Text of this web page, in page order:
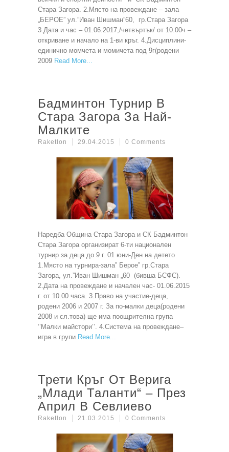
Стара Загора. 2.Място на провеждане – зала
„БЕРОЕ” ул.”Иван Шишман”60, гр.Стара Загора
3.Дата и час – 01.06.2017,/четвъртък/ от 10.00ч –
откриване и начало на 1-ви кръг. 4.Дисциплини-
единично момчета и момичета под 9г(родени
2009 Read More
Бадминтон Турнир В
Стара Загора За Най-
Малките
Raketlon 29.04.2015 0 Comments
Наредба Община Стара Загора и СК Бадминтон
Стара Загора организират 6-ти национален
турнир за деца до 9 г. 01 юни-Ден на детето
1.Място на турнира-зала” Берое” гр.Стара
Загора, ул.”Иван Шишман „60 (бивша БСФС).
2.Дата на провеждане и начален час- 01.06.2015
г. от 10.00 часа. 3.Право на участие-деца,
родени 2006 и 2007 г. За по-малки деца(родени
2008 и сл.това) ще има поощрителна група
‘’Малки майстори’’. 4.Система на провеждане–
игра в групи Read More
Трети Кръг От Верига
„Млади Таланти“ – През
Април В Севлиево
Raketlon 21.03.2015 0 Comments